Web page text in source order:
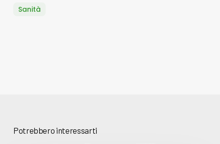
Sanità
Potrebbero interessarti